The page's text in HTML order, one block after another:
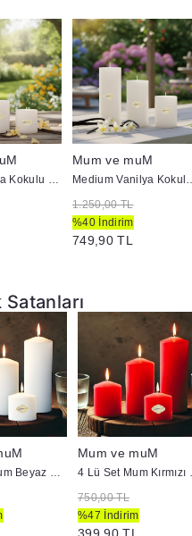
aralıklarla kontrol edin.
koymayın
Small Vanilya Kokulu Set Mum Çap 7 cm Beyaz
Mum ve muM
Medium Vanilya
1.250,00 TL
%40 İndirim
749,90 TL
4 Lü Set Mum Beyaz Çap :5 cm
Mum ve muM
4 Lü
750,00 TL
%47 İndirim